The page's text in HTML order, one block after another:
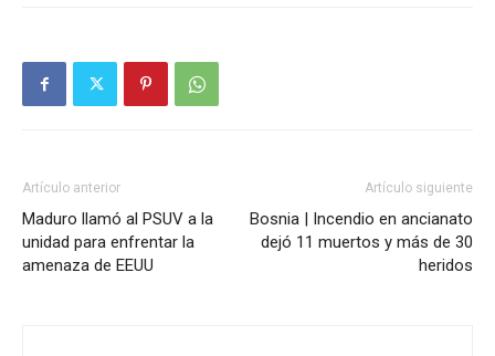
Artículo anterior
Maduro llamó al PSUV a la
unidad para enfrentar la
amenaza de EEUU
Artículo siguiente
Bosnia | Incendio en ancianato
dejó 11 muertos y más de 30
heridos